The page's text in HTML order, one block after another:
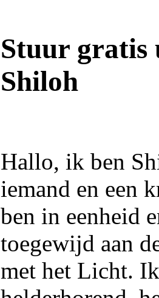
Stuur gratis
Shiloh
Hallo, ik ben
iemand en een
ben in eenheid
toegewijd aan
met het Licht.